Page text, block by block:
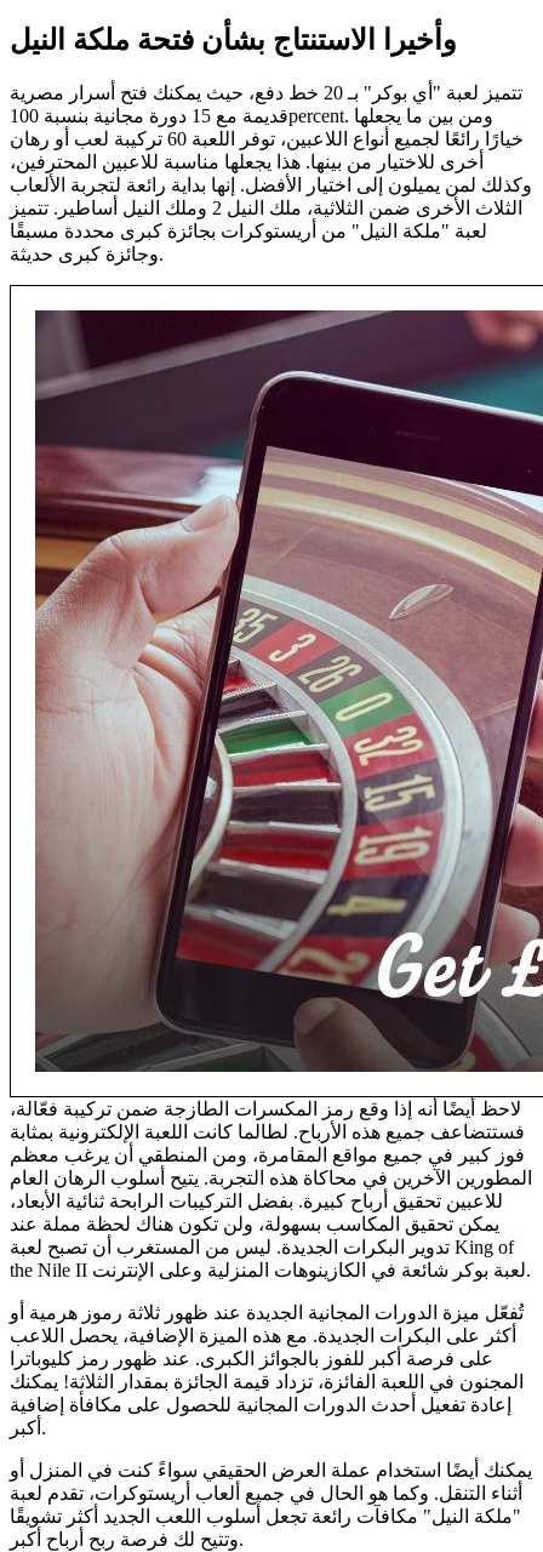
وأخيرا الاستنتاج بشأن فتحة ملكة النيل
تتميز لعبة "أي بوكر" بـ 20 خط دفع، حيث يمكنك فتح أسرار مصرية
قديمة مع 15 دورة مجانية بنسبة 100percent. ومن بين ما يجعلها
خيارًا رائعًا لجميع أنواع اللاعبين، توفر اللعبة 60 تركيبة لعب أو رهان
أخرى للاختيار من بينها. هذا يجعلها مناسبة للاعبين المحترفين،
وكذلك لمن يميلون إلى اختيار الأفضل. إنها بداية رائعة لتجربة الألعاب
الثلاث الأخرى ضمن الثلاثية، ملك النيل 2 وملك النيل أساطير. تتميز
لعبة "ملكة النيل" من أريستوكرات بجائزة كبرى محددة مسبقًا
وجائزة كبرى حديثة.
لاحظ أيضًا أنه إذا وقع رمز المكسرات الطازجة ضمن تركيبة فعّالة،
فستتضاعف جميع هذه الأرباح. لطالما كانت اللعبة الإلكترونية بمثابة
فوز كبير في جميع مواقع المقامرة، ومن المنطقي أن يرغب معظم
المطورين الآخرين في محاكاة هذه التجربة. يتيح أسلوب الرهان العام
للاعبين تحقيق أرباح كبيرة. بفضل التركيبات الرابحة ثنائية الأبعاد،
يمكن تحقيق المكاسب بسهولة، ولن تكون هناك لحظة مملة عند
تدوير البكرات الجديدة. ليس من المستغرب أن تصبح لعبة King of
the Nile II لعبة بوكر شائعة في الكازينوهات المنزلية وعلى الإنترنت.
تُفعّل ميزة الدورات المجانية الجديدة عند ظهور ثلاثة رموز هرمية أو
أكثر على البكرات الجديدة. مع هذه الميزة الإضافية، يحصل اللاعب
على فرصة أكبر للفوز بالجوائز الكبرى. عند ظهور رمز كليوباترا
المجنون في اللعبة الفائزة، تزداد قيمة الجائزة بمقدار الثلاثة! يمكنك
إعادة تفعيل أحدث الدورات المجانية للحصول على مكافأة إضافية
أكبر.
يمكنك أيضًا استخدام عملة العرض الحقيقي سواءً كنت في المنزل أو
أثناء التنقل. وكما هو الحال في جميع ألعاب أريستوكرات، تقدم لعبة
"ملكة النيل" مكافآت رائعة تجعل أسلوب اللعب الجديد أكثر تشويقًا
وتتيح لك فرصة ربح أرباح أكبر.